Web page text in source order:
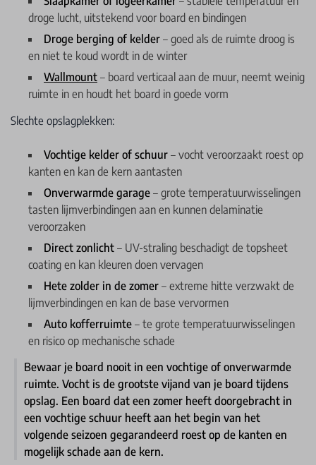
droge lucht, uitstekend voor board en bindingen
Droge berging of kelder – goed als de ruimte droog is
en niet te koud wordt in de winter
Wallmount – board verticaal aan de muur, neemt weinig
ruimte in en houdt het board in goede vorm
Slechte opslagplekken:
Vochtige kelder of schuur – vocht veroorzaakt roest op
kanten en kan de kern aantasten
Onverwarmde garage – grote temperatuurwisselingen
tasten lijmverbindingen aan en kunnen delaminatie
veroorzaken
Direct zonlicht – UV-straling beschadigt de topsheet
coating en kan kleuren doen vervagen
Hete zolder in de zomer – extreme hitte verzwakt de
lijmverbindingen en kan de base vervormen
Auto kofferruimte – te grote temperatuurwisselingen
en risico op mechanische schade
Bewaar je board nooit in een vochtige of onverwarmde
ruimte. Vocht is de grootste vijand van je board tijdens
opslag. Een board dat een zomer heeft doorgebracht in
een vochtige schuur heeft aan het begin van het
volgende seizoen gegarandeerd roest op de kanten en
mogelijk schade aan de kern.